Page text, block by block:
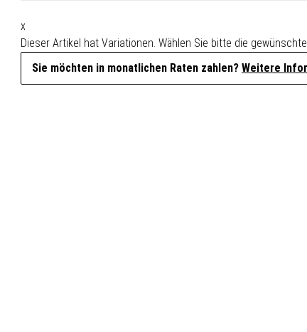
x
Dieser Artikel hat Variationen. Wählen Sie bitte die
Sie möchten in monatlichen Raten zahlen? Weitere